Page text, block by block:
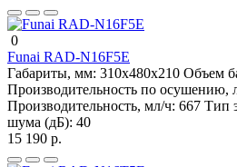
0
Funai RAD-N16F5E
Габариты, мм: 310х480х210 Объем
Производительность по осушению,
Производительность, мл/ч: 667 Тип
шума (дБ): 40
15 190 р.